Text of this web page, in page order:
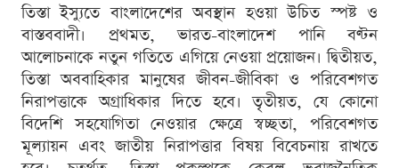
তিস্তা ইস্যুতে বাংলাদেশের অবস্থান হওয়া উচিত স্পষ্ট ও
বাস্তববাদী। প্রথমত, ভারত-বাংলাদেশ পানি বণ্টন
আলোচনাকে নতুন গতিতে এগিয়ে নেওয়া প্রয়োজন। দ্বিতীয়ত,
তিস্তা অববাহিকার মানুষের জীবন-জীবিকা ও পরিবেশগত
নিরাপত্তাকে অগ্রাধিকার দিতে হবে। তৃতীয়ত, যে কোনো
বিদেশি সহযোগিতা নেওয়ার ক্ষেত্রে স্বচ্ছতা, পরিবেশগত
মূল্যায়ন এবং জাতীয় নিরাপত্তার বিষয় বিবেচনায় রাখতে